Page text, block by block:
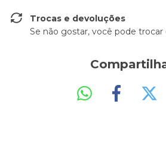
Trocas e devoluções
Se não gostar, você pode trocar